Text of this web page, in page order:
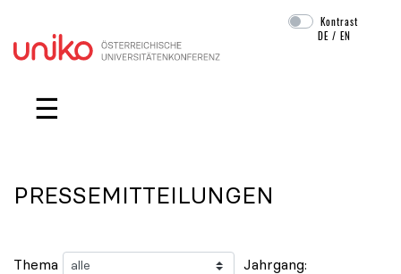
Navigation überspringen
Kontrast
DE /EN
☰
PRESSEMITTEILUNGEN
Thema Jahrgang: